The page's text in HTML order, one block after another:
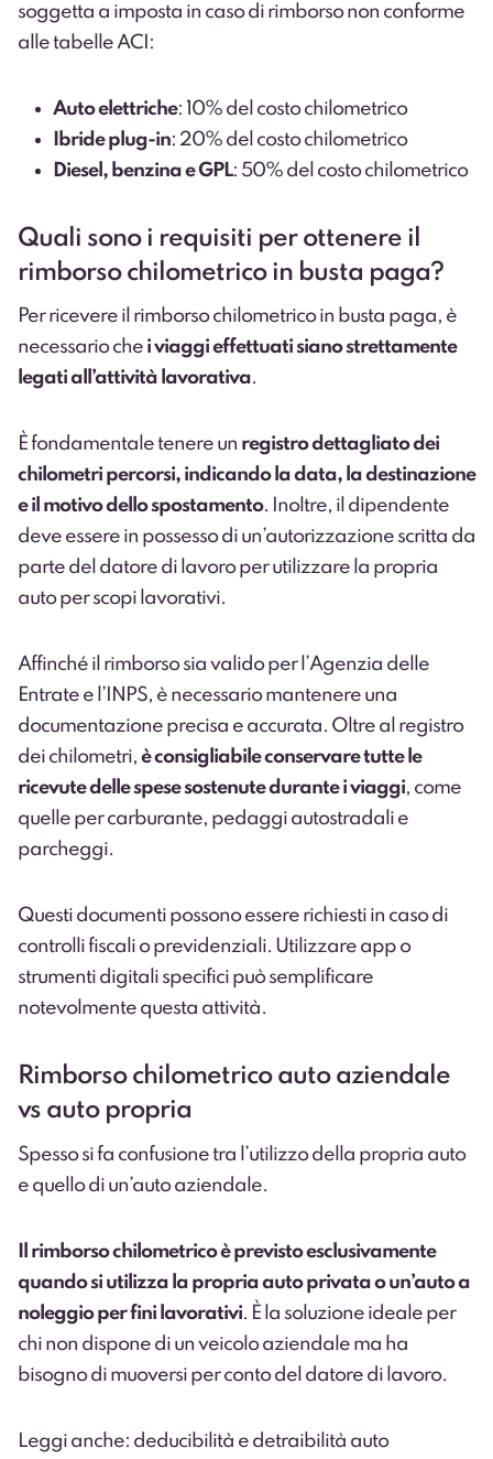
soggetta a imposta in caso di rimborso non conforme
alle tabelle ACI:
Auto elettriche: 10% del costo chilometrico
Ibride plug-in: 20% del costo chilometrico
Diesel, benzina e GPL: 50% del costo chilometrico
Quali sono i requisiti per ottenere il
rimborso chilometrico in busta paga?
Per ricevere il rimborso chilometrico in busta paga, è
necessario che i viaggi effettuati siano strettamente
legati all’attività lavorativa.
È fondamentale tenere un registro dettagliato dei
chilometri percorsi, indicando la data, la destinazione
e il motivo dello spostamento. Inoltre, il dipendente
deve essere in possesso di un’autorizzazione scritta da
parte del datore di lavoro per utilizzare la propria
auto per scopi lavorativi.
Affinché il rimborso sia valido per l’Agenzia delle
Entrate e l’INPS, è necessario mantenere una
documentazione precisa e accurata. Oltre al registro
dei chilometri, è consigliabile conservare tutte le
ricevute delle spese sostenute durante i viaggi, come
quelle per carburante, pedaggi autostradali e
parcheggi.
Questi documenti possono essere richiesti in caso di
controlli fiscali o previdenziali. Utilizzare app o
strumenti digitali specifici può semplificare
notevolmente questa attività.
Rimborso chilometrico auto aziendale
vs auto propria
Spesso si fa confusione tra l’utilizzo della propria auto
e quello di un’auto aziendale.
Il rimborso chilometrico è previsto esclusivamente
quando si utilizza la propria auto privata o un’auto a
noleggio per fini lavorativi. È la soluzione ideale per
chi non dispone di un veicolo aziendale ma ha
bisogno di muoversi per conto del datore di lavoro.
Leggi anche: deducibilità e detraibilità auto